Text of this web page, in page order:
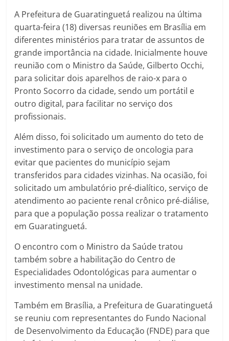
A Prefeitura de Guaratinguetá realizou na última
quarta-feira (18) diversas reuniões em Brasília em
diferentes ministérios para tratar de assuntos de
grande importância na cidade. Inicialmente houve
reunião com o Ministro da Saúde, Gilberto Occhi,
para solicitar dois aparelhos de raio-x para o
Pronto Socorro da cidade, sendo um portátil e
outro digital, para facilitar no serviço dos
profissionais.
Além disso, foi solicitado um aumento do teto de
investimento para o serviço de oncologia para
evitar que pacientes do município sejam
transferidos para cidades vizinhas. Na ocasião, foi
solicitado um ambulatório pré-dialítico, serviço de
atendimento ao paciente renal crônico pré-diálise,
para que a população possa realizar o tratamento
em Guaratinguetá.
O encontro com o Ministro da Saúde tratou
também sobre a habilitação do Centro de
Especialidades Odontológicas para aumentar o
investimento mensal na unidade.
Também em Brasília, a Prefeitura de Guaratinguetá
se reuniu com representantes do Fundo Nacional
de Desenvolvimento da Educação (FNDE) para que